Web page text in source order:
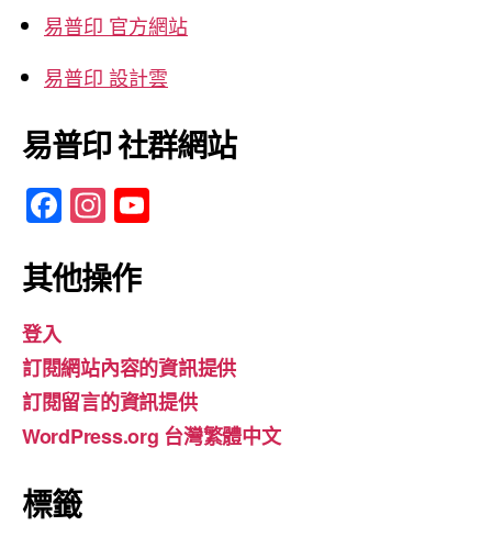
易普印 官方網站
易普印 設計雲
易普印 社群網站
F
a
c
b
o
o
k
In
st
a
gr
a
m
u
b
e
其他操作
登入
訂閱網站內容的資訊提供
訂閱留言的資訊提供
WordPress.org 台灣繁體中文
標籤